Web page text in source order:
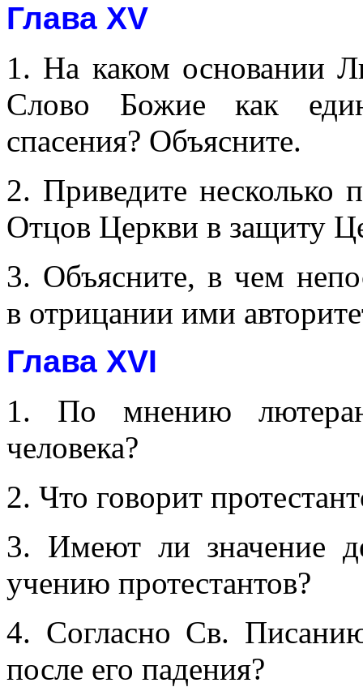
Глава XV
1. На каком основании
Слово Божие как
спасения? Объясните.
2. Приведите
Отцов Церкви в защиту
3. Объясните, в чем
в отрицании ими
Глава XVI
1. По мнению
человека?
2. Что говорит
3. Имеют ли значение
учению протестантов?
4. Согласно Св.
после его падения?